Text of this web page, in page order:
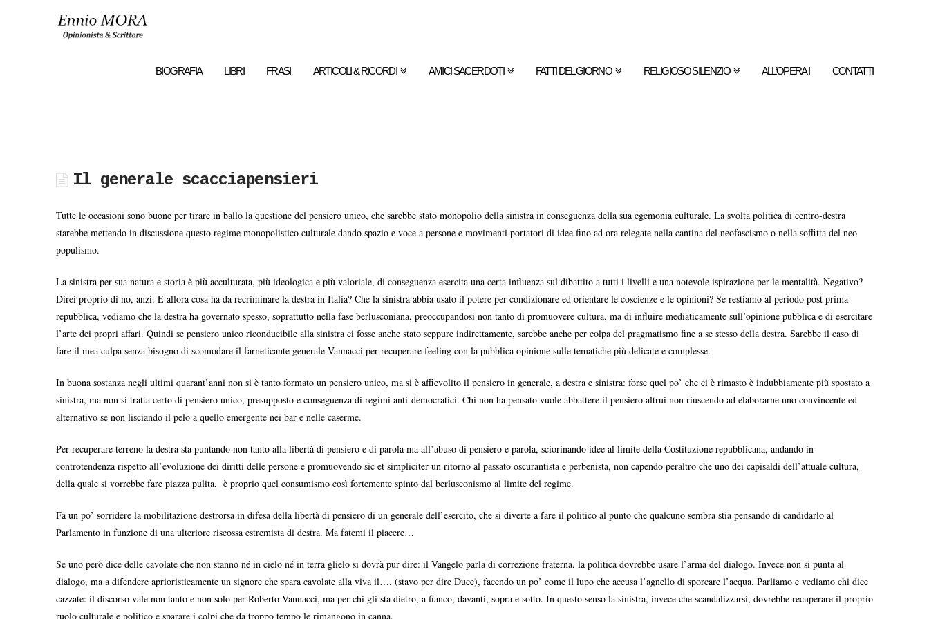
Ennio
BIOGRAFIA LIBRI FRASI ARTICOLI & RICORDI AMICI SACERDOTI FATTI DEL GIORNO RELIGIOSO SILENZIO ALL’OPERA ! CONTATTI
Il generale scacciapensieri
Tutte le occasioni sono buone per tirare in ballo la questione del pensiero unico, che sarebbe stato monopolio della sinistra in conseguenza della sua egemonia culturale. La svolta politica di centro-destra
starebbe mettendo in discussione questo regime monopolistico culturale dando spazio e voce a persone e movimenti portatori di idee fino ad ora relegate nella cantina del neofascismo o nella soffitta del neo
populismo.
La sinistra per sua natura e storia è più acculturata, più ideologica e più valoriale, di conseguenza esercita una certa influenza sul dibattito a tutti i livelli e una notevole ispirazione per le mentalità. Negativo?
Direi proprio di no, anzi. E allora cosa ha da recriminare la destra in Italia? Che la sinistra abbia usato il potere per condizionare ed orientare le coscienze e le opinioni? Se restiamo al periodo post prima
repubblica, vediamo che la destra ha governato spesso, soprattutto nella fase berlusconiana, preoccupandosi non tanto di promuovere cultura, ma di influire mediaticamente sull’opinione pubblica e di esercitare
l’arte dei propri affari. Quindi se pensiero unico riconducibile alla sinistra ci fosse anche stato seppure indirettamente, sarebbe anche per colpa del pragmatismo fine a se stesso della destra. Sarebbe il caso di
fare il mea culpa senza bisogno di scomodare il farneticante generale Vannacci per recuperare feeling con la pubblica opinione sulle tematiche più delicate e complesse.
In buona sostanza negli ultimi quarant’anni non si è tanto formato un pensiero unico, ma si è affievolito il pensiero in generale, a destra e sinistra: forse quel po’ che ci è rimasto è indubbiamente più spostato a
sinistra, ma non si tratta certo di pensiero unico, presupposto e conseguenza di regimi anti-democratici. Chi non ha pensato vuole abbattere il pensiero altrui non riuscendo ad elaborarne uno convincente ed
alternativo se non lisciando il pelo a quello emergente nei bar e nelle caserme.
Per recuperare terreno la destra sta puntando non tanto alla libertà di pensiero e di parola ma all’abuso di pensiero e parola, sciorinando idee al limite della Costituzione repubblicana, andando in
controtendenza rispetto all’evoluzione dei diritti delle persone e promuovendo sic et simpliciter un ritorno al passato oscurantista e perbenista, non capendo peraltro che uno dei capisaldi dell’attuale cultura,
della quale si vorrebbe fare piazza pulita, è proprio quel consumismo così fortemente spinto dal berlusconismo al limite del regime.
Fa un po’ sorridere la mobilitazione destrorsa in difesa della libertà di pensiero di un generale dell’esercito, che si diverte a fare il politico al punto che qualcuno sembra stia pensando di candidarlo al
Parlamento in funzione di una ulteriore riscossa estremista di destra. Ma fatemi il piacere…
Se uno però dice delle cavolate che non stanno né in cielo né in terra glielo si dovrà pur dire: il Vangelo parla di correzione fraterna, la politica dovrebbe usare l’arma del dialogo. Invece non si punta al
dialogo, ma a difendere aprioristicamente un signore che spara cavolate alla viva il…. (stavo per dire Duce), facendo un po’ come il lupo che accusa l’agnello di sporcare l’acqua. Parliamo e vediamo chi dice
cazzate: il discorso vale non tanto e non solo per Roberto Vannacci, ma per chi gli sta dietro, a fianco, davanti, sopra e sotto. In questo senso la sinistra, invece che scandalizzarsi, dovrebbe recuperare il proprio
ruolo culturale e politico e sparare i colpi che da troppo tempo le rimangono in canna.